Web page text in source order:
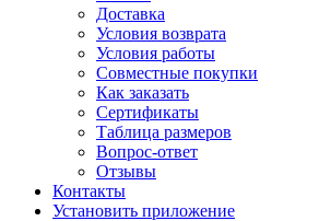
Доставка
Условия возврата
Условия работы
Совместные покупки
Как заказать
Сертификаты
Таблица размеров
Вопрос-ответ
Отзывы
Контакты
Установить приложение